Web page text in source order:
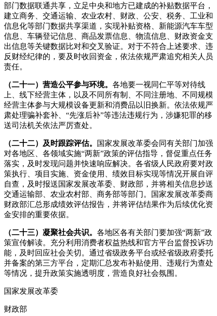
部门数据联通共享，立足中央和地方已建成的补贴数据平台，
建立商务、交通运输、农业农村、财政、公安、税务、工业和
信息化等部门数据共享渠道，实现补贴资格、新能源汽车车型
信息、车辆登记信息、商品发票信息、物流信息、财政资金支
出信息等关键数据比对和交叉验证。对于不符合上述要求、违
反财经纪律的，要及时收回资金，依法依规严肃追究相关人员
责任。
（二十一）营造公平参与环境。 各地要一视同仁平等对待线
上、线下经营主体，以及不同所有制、不同注册地、不同规模
经营主体参与大规模设备更新和消费品以旧换新。依法依规严
肃处理骗补套补、“先涨后补”等违法违规行为，涉嫌犯罪的移
送司法机关依法严厉查处。
（二十二）及时跟踪评估。
国家发展改革委会同有关部门加强
对各地区、各领域实施“两新”政策的评估指导，督促重点任务
落实，及时发现问题并快速响应解决。各省级人民政府要对政
策执行、项目实施、资金使用、绩效目标实现等情况开展自评
自查，及时报送国家发展改革委、财政部，并将相关信息抄送
交通运输部、农业农村部、商务部等部门。国家发展改革委商
财政部汇总形成绩效评估报告，并将评估结果作为后续优化资
金安排的重要依据。
（二十三）凝聚社会共识。 各地区各有关部门要加强“两新”政
策宣传解读。充分利用消费者权益热线和官方平台监督投诉功
能，及时回应社会关切。通过省级政务平台或经省级政府委托
并备案的第三方平台，定期汇总发布补贴使用、违规行为查处
等情况，提升政策实施透明度，营造良好社会氛围。
国家发展改革委
财政部